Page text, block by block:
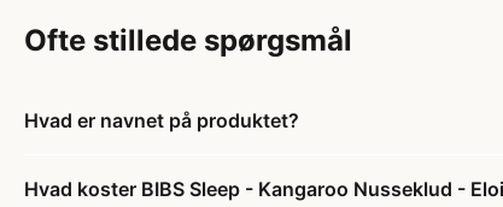
Ofte stillede spørgsmål
Hvad er navnet på produktet?
Hvad koster BIBS Sleep - Kangaroo Nusseklud -